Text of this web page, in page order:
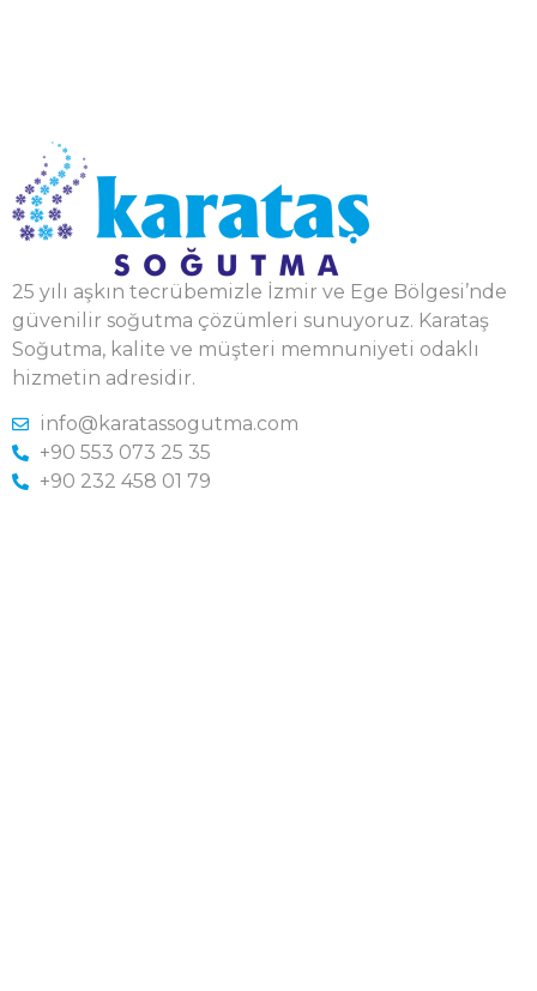
25 yılı aşkın tecrübemizle İzmir ve Ege Bölgesi’nde
güvenilir soğutma çözümleri sunuyoruz. Karataş
Soğutma, kalite ve müşteri memnuniyeti odaklı
hizmetin adresidir.
info@karatassogutma.com
+90 553 073 25 35
+90 232 458 01 79